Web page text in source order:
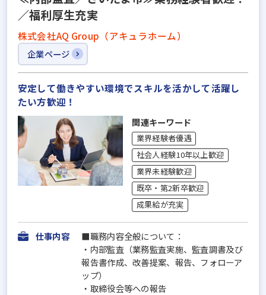
／福利厚生充実
株式会社AQ Group（アキュラホーム）
企業ページ
安定して働きやすい環境でスキルを活かして活躍し
たい方歓迎！
関連キーワード
業界経験者優遇
社会人経験10年以上歓迎
業界未経験歓迎
既卒・第2新卒歓迎
成果給が充実
仕事内容
■職務内容全般について：
・内部監査（業務監査実施、監査調書及び
報告書作成、改善提案、報告、フォローア
ップ）
・取締役会等への報告